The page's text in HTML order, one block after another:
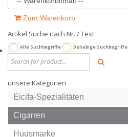
Zum Warenkorb
Artikel Suche nach Nr. / Text
Alle Suchbegriffe Beliebige Suchbegriffe
unsere Kategorien
Eicifa-Spezialitäten
Cigarren
Huusmarke